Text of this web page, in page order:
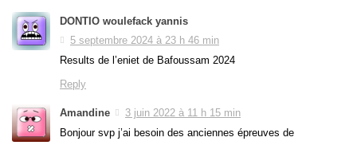
DONTIO woulefack yannis
5 septembre 2024 à 23 h 46 min
Results de l’eniet de Bafoussam 2024
Reply
Amandine
3 juin 2022 à 11 h 15 min
Bonjour svp j’ai besoin des anciennes épreuves de